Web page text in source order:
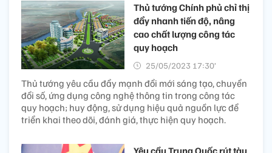
Thủ tướng Chính phủ chỉ thị
đẩy nhanh tiến độ, nâng
cao chất lượng công tác
quy hoạch
25/05/2023 17:30’
Thủ tướng yêu cầu đẩy mạnh đổi mới sáng tạo, chuyển
đổi số, ứng dụng công nghệ thông tin trong công tác
quy hoạch; huy động, sử dụng hiệu quả nguồn lực để
triển khai theo dõi, đánh giá, thực hiện quy hoạch.
Yêu cầu Trung Quốc rút tàu